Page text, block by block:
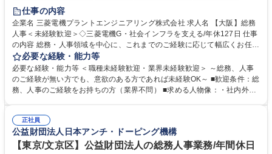
退職金あり
駅近5分以内
土日祝休み 服装自由 寮・社宅あり 食事補助あり
仕事の内容
企業名 三菱電機プラントエンジニアリング株式会社 求人名 【大阪】総務
人事＜未経験歓迎＞◇三菱電機G・社会インフラを支える/年休127日 仕事
の内容 総務・人事領域を中心に、これまでのご経験に応じて幅広くお任せ
します。 ＜具体的には＞ ・総務/人事労務（給与・社保・勤怠管理など）
・採用・教育研修 ・福利厚生運用 など ※基本的には事務所勤務ですが、
採用や教育等の業務内容により、関西圏以外への日帰り・宿泊を伴う国内
出張もございます。 ※担当業務を持ちつつ、お互いに助け合いながら、総
必要な経験・能力等
必要な経験・能力等 ＜職種未経験歓迎・業界未経験歓迎＞ ～総務、人事
のご経験が無い方でも、意欲のある方であれば未経験OK～ ■歓迎条件：総
務、人事のご経験をお持ちの方（業界不問） ■求める人物像：・社内外の
正社員
公益財団法人日本アンチ・ドーピング機構
【東京/文京区】公益財団法人の総務人事業務/年間休日